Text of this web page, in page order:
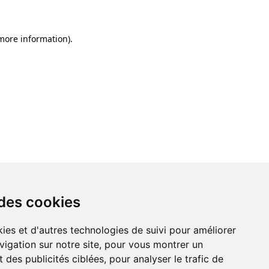
cookies
et d'autres technologies de suivi pour améliorer
sur notre site, pour vous montrer un
des publicités ciblées, pour analyser le trafic de
information).